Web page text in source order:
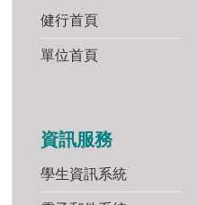
健行首頁
單位首頁
資訊服務
學生資訊系統